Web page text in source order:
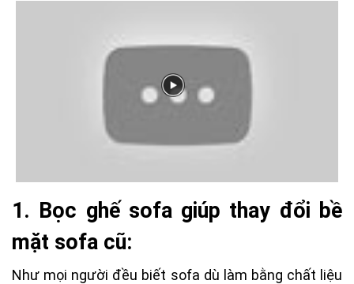
1. Bọc ghế sofa giúp thay đổi bề
mặt sofa cũ:
Như mọi người đều biết sofa dù làm bằng chất liệu